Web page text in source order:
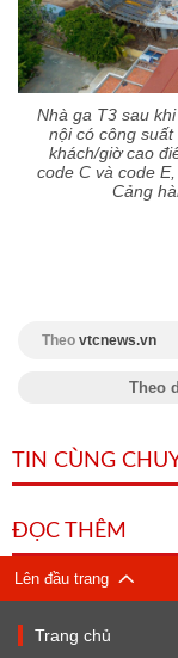
Nhà ga T3 sau
nội có công
khách/giờ cao
code C và code
Cảng
Theo vtcnews.vn
Theo
TIN CÙNG
ĐỌC THÊM
Lên đầu trang
Trang chủ